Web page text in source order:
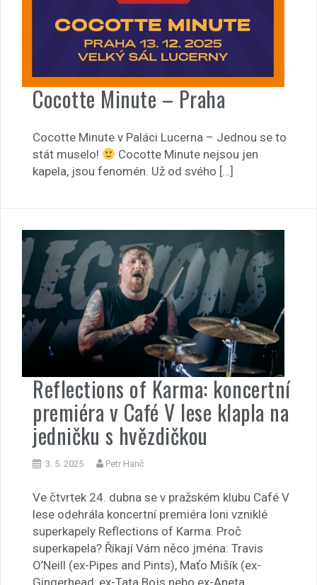
Cocotte Minute – Praha
Cocotte Minute v Paláci Lucerna – Jednou se to
stát muselo!
Cocotte Minute nejsou jen
kapela, jsou fenomén. Už od svého […]
Reflections of Karma: koncertní
premiéra v Café V lese klapla na
jedničku s hvězdičkou
3. 5. 2025 Petr Hanč
Ve čtvrtek 24. dubna se v pražském klubu Café V
lese odehrála koncertní premiéra loni vzniklé
superkapely Reflections of Karma. Proč
superkapela? Říkají Vám něco jména: Travis
O’Neill (ex-Pipes and Pints), Maťo Mišík (ex-
Gingerhead, ex-Tata Bojs nebo ex-Aneta